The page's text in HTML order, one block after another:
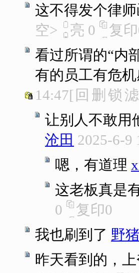
这不得发个律
空>
亮 0 复印
看过所谓的“内
有的员工有危
14:47[ 回 删 锁 滤
让别人不敢用
沧田 2025-6-9
嗯，有道理
这老板真是
0
复印0
我也刷到了 野
昨天看到的，